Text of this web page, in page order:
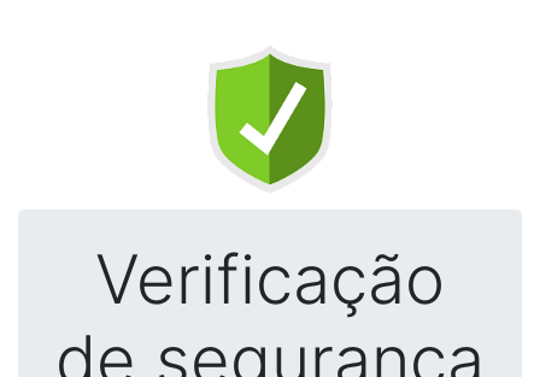
Verificação
de segurança